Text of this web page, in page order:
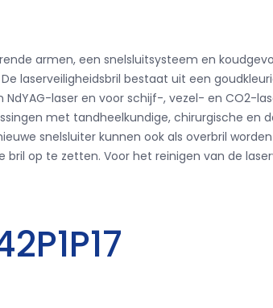
armen, een snelsluitsysteem en
laserveiligheidsbril bestaat uit een
laser en voor schijf-, vezel- en CO2-
met tandheelkundige, chirurgische en
snelsluiter kunnen ook als overbril
op te zetten. Voor het reinigen van de